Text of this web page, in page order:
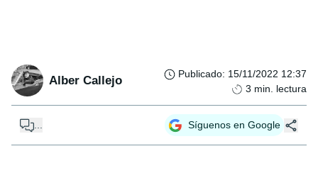
Alber Callejo Publicado: 15/11/2022 12:37
3 min. lectura
... Síguenos en Google